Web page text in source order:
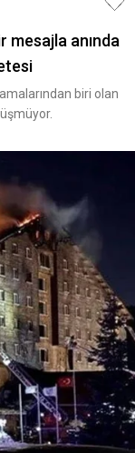
mesajla anında
biri olan